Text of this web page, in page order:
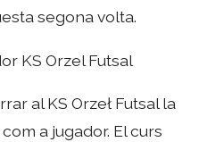
segona volta.
KS Orzel Futsal
al KS Orzeł Futsal la
a jugador. El curs